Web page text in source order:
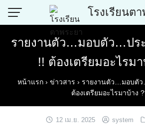
Skip
โรงเรียนต
รายงานตัว…มอบตัว…ปร
!! ต้องเตรียมอะไรม
หน้าแรก› ข่าวสาร › รายงานตัว…มอบตั
ต้องเตรียมอะไรมาบ้าง
12 เม.ย. 2025 system